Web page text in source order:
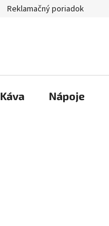
Reklamačný poriadok
Káva Nápoje